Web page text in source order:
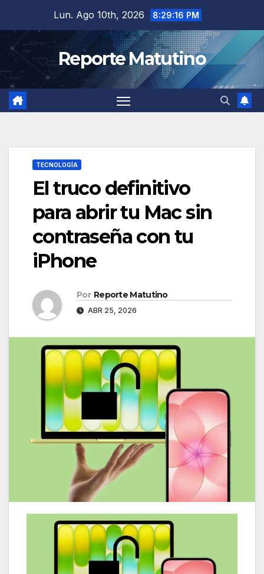
contenido
Lun. Ago 10th, 2026 8:29:17 PM
Reporte Matutino
TECNOLOGÍA
El truco definitivo
para abrir tu Mac sin
contraseña con tu
iPhone
Por Reporte Matutino
ABR 25, 2026